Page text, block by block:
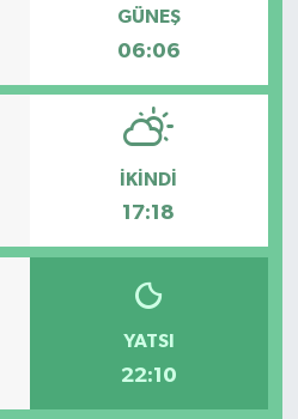
GÜNEŞ
06:06
İKINDI
17:18
YATSI
22:10